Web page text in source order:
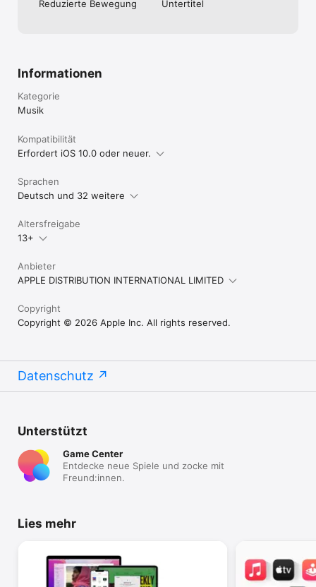
Reduzierte Bewegung Untertitel
Informationen
Kategorie
Musik
Kompatibilität
Erfordert iOS 10.0 oder neuer.
Sprachen
Deutsch und 32 weitere
Altersfreigabe
13+
Anbieter
APPLE DISTRIBUTION INTERNATIONAL LIMITED
Copyright
Copyright © 2026 Apple Inc. All rights reserved.
Datenschutz
Unterstützt
Game Center
Entdecke neue Spiele und zocke mit
Freund:innen.
Lies mehr